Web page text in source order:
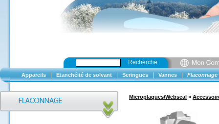
Recherche
Appareils Etanchéité de solvant Seringues Vannes Flaconnage
Microplaques/Webseal »